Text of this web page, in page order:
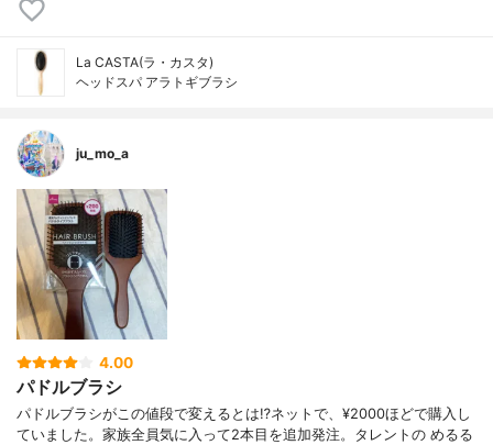
La CASTA(ラ・カスタ)
ヘッドスパ アラトギブラシ
ju_mo_a
4.00
パドルブラシ
パドルブラシがこの値段で変えるとは⁉️ネットで、¥2000ほどで購入し
ていました。家族全員気に入って2本目を追加発注。タレントの めるる